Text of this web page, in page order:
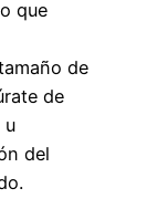
que
de
de
u
del